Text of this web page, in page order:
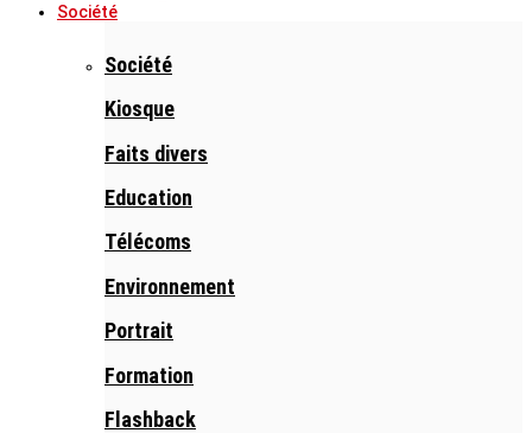
Société
Société
Kiosque
Faits divers
Education
Télécoms
Environnement
Portrait
Formation
Flashback